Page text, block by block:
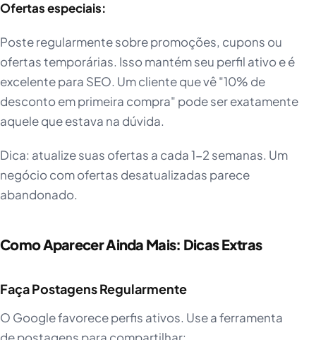
Ofertas especiais:
Poste regularmente sobre promoções, cupons ou
ofertas temporárias. Isso mantém seu perfil ativo e é
excelente para SEO. Um cliente que vê "10% de
desconto em primeira compra" pode ser exatamente
aquele que estava na dúvida.
Dica: atualize suas ofertas a cada 1-2 semanas. Um
negócio com ofertas desatualizadas parece
abandonado.
Como Aparecer Ainda Mais: Dicas Extras
Faça Postagens Regularmente
O Google favorece perfis ativos. Use a ferramenta